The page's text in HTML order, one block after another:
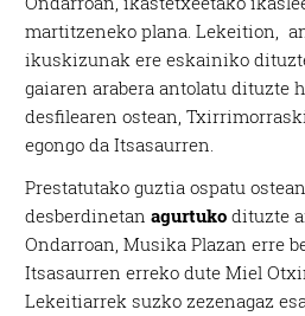
martitzeneko plana. Lekeition,
ikuskizunak ere eskainiko
gaiaren arabera antolatu dituzte
desfilearen ostean,
egongo da Itsasaurren.
Prestatutako guztia ospatu
desberdinetanagurtuko dituzte
Ondarroan, Musika Plazan erre
Itsasaurren erreko dute Miel
Lekeitiarrek suzko zezenagaz